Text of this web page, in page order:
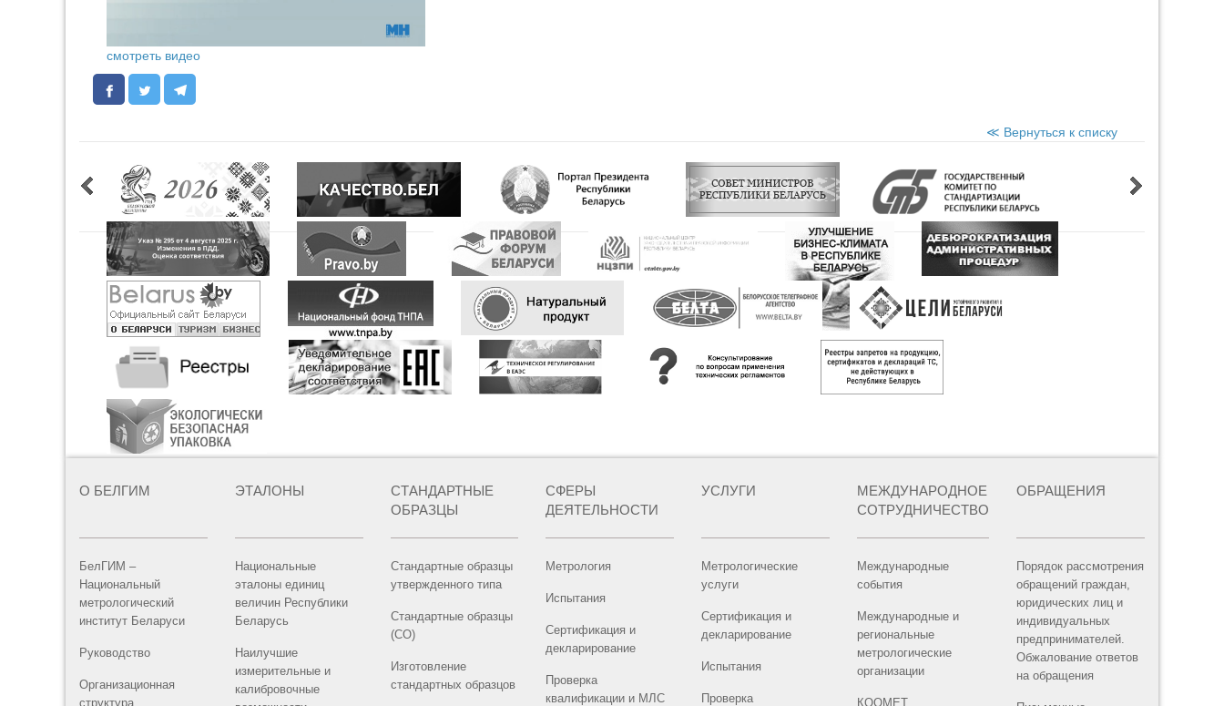
смотреть видео
≪ Вернуться к списку
О БЕЛГИМ
БелГИМ –
Национальный
метрологический
институт Беларуси
Руководство
Организационная
структура
ЭТАЛОНЫ
Национальные
эталоны единиц
величин Республики
Беларусь
Наилучшие
измерительные и
калибровочные
СТАНДАРТНЫЕ
ОБРАЗЦЫ
Стандартные образцы
утвержденного типа
Стандартные образцы
(СО)
Изготовление
стандартных образцов
СФЕРЫ
ДЕЯТЕЛЬНОСТИ
Метрология
Испытания
Сертификация и
декларирование
Проверка
квалификации и МЛС
УСЛУГИ
Метрологические
услуги
Сертификация и
декларирование
Испытания
Проверка
МЕЖДУНАРОДНОЕ
СОТРУДНИЧЕСТВО
Международные
события
Международные и
региональные
метрологические
организации
КООМЕТ
ОБРАЩЕНИЯ
Порядок рассмотрения
обращений граждан,
юридических лиц и
индивидуальных
предпринимателей.
Обжалование ответов
на обращения